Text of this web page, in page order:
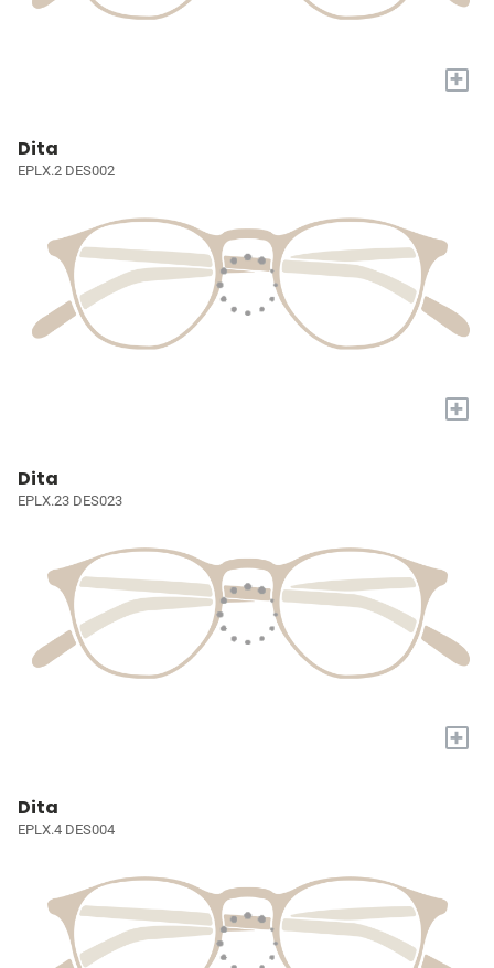
+
Dita
EPLX.2 DES002
+
Dita
EPLX.23 DES023
+
Dita
EPLX.4 DES004